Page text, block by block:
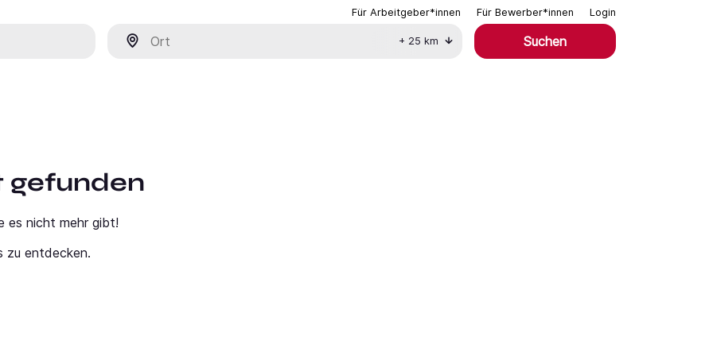
Für Arbeitgeber*innen Für Bewerber*innen Login
+ 25 km Suchen
gefunden
es nicht mehr gibt!
zu entdecken.